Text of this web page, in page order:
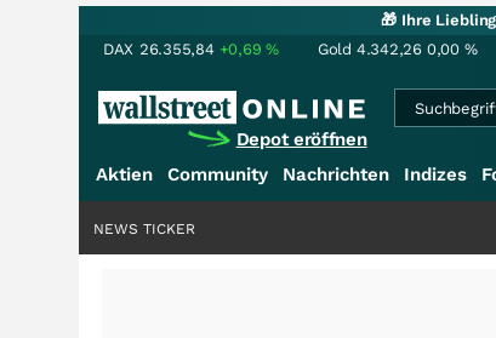
🎁 Ihre
DAX 26.355,84 +0,69% Gold 4.342,26 0,00 %
Depot eröffnen
Aktien Community Nachrichten Indizes
NEWS TICKER